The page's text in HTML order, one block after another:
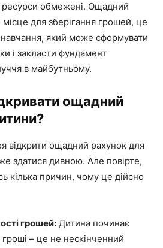
ресурси обмежені. Ощадний
для зберігання грошей, це
який може сформувати
і закласти фундамент
в майбутньому.
ощадний
відкрити ощадний рахунок для
здатися дивною. Але повірте,
кілька причин, чому це дійсно
грошей: Дитина починає
– це не нескінченний